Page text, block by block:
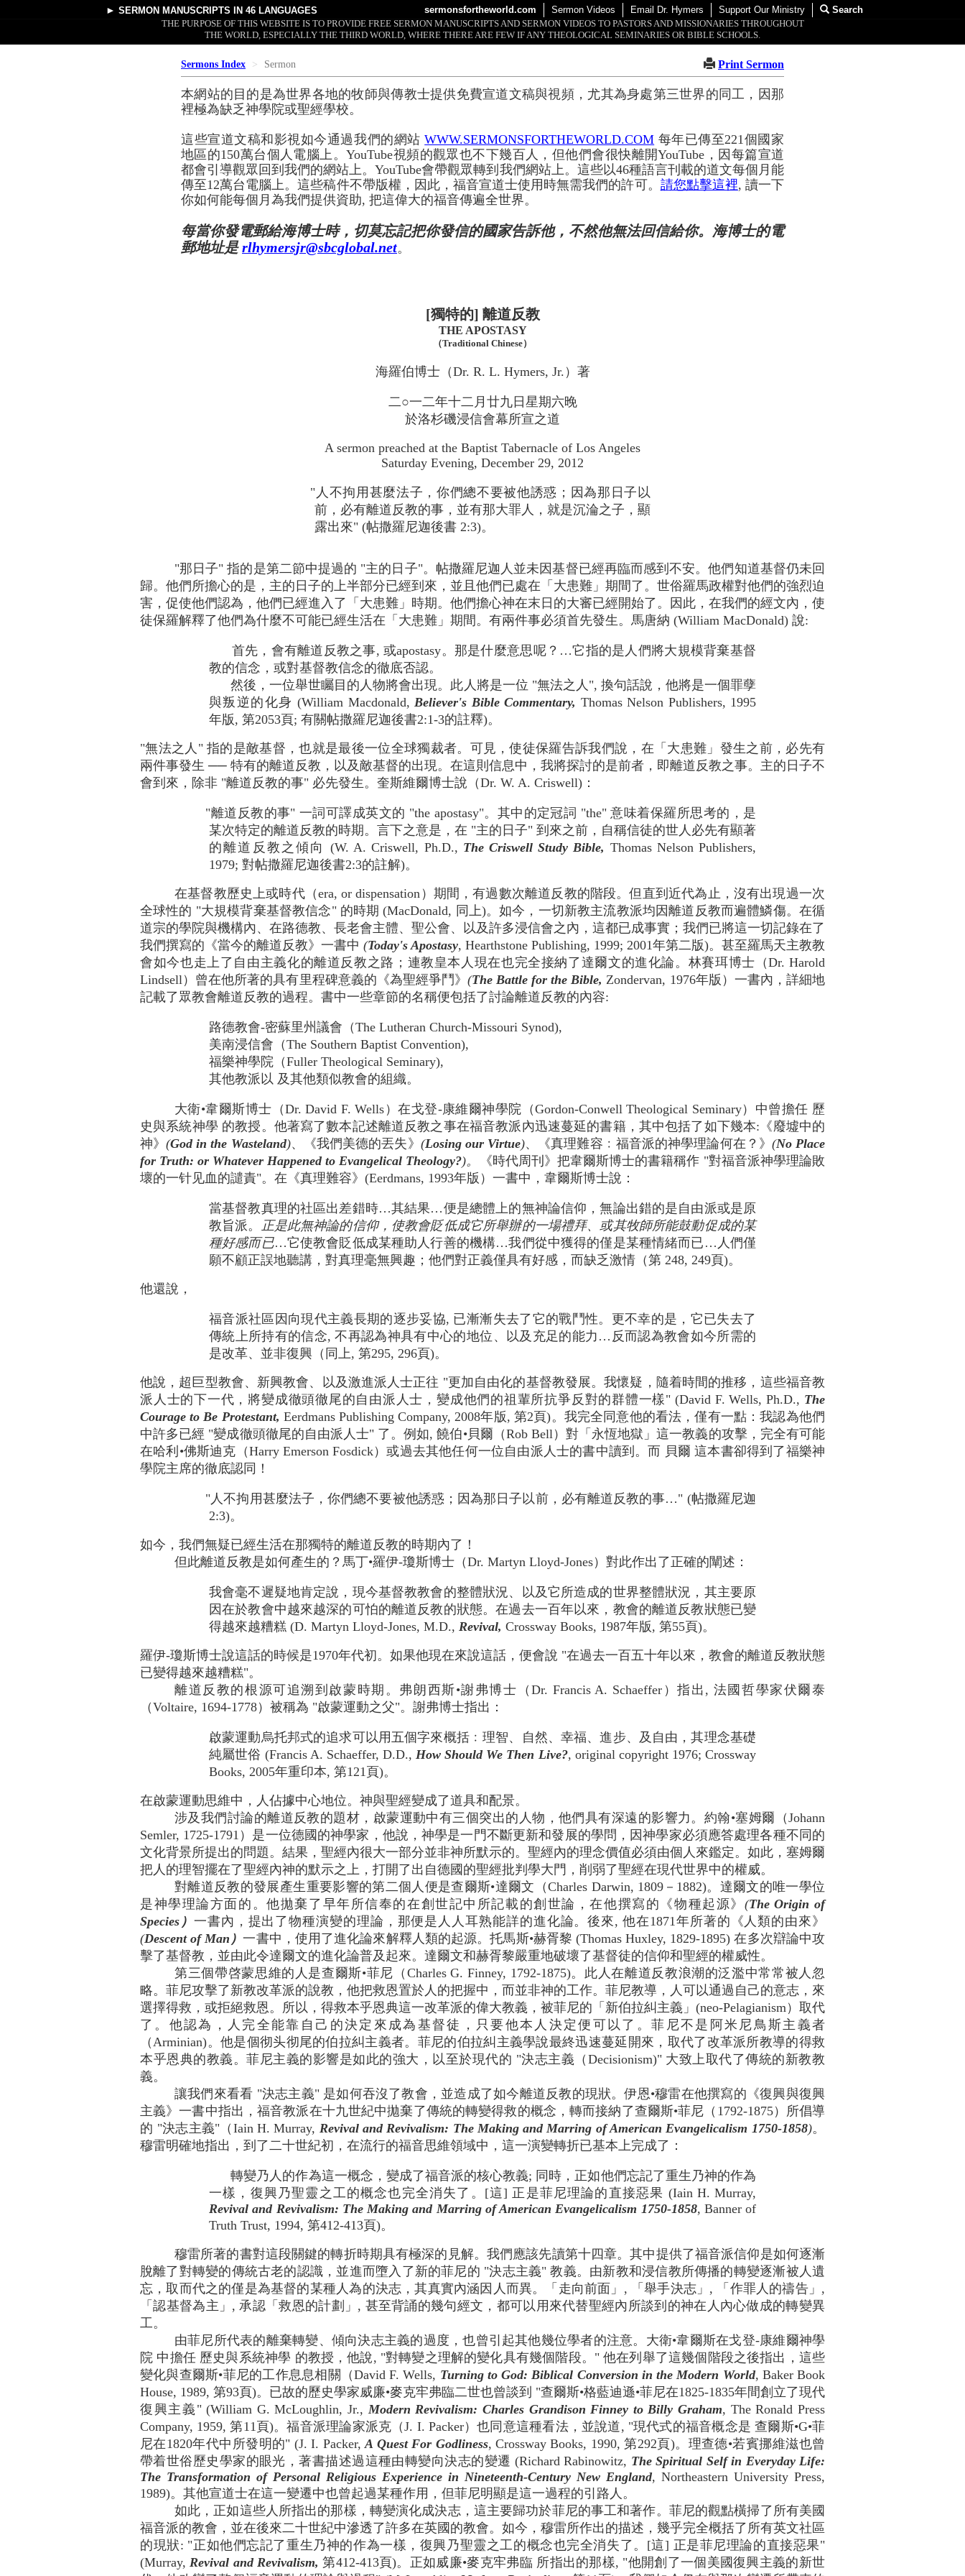
► SERMON MANUSCRIPTS IN 46 LANGUAGES sermonsfortheworld.com Sermon Videos Email Dr. Hymers Support Our Ministry
Search
THE PURPOSE OF THIS WEBSITE IS TO PROVIDE FREE SERMON MANUSCRIPTS AND SERMON VIDEOS TO PASTORS AND MISSIONARIES THROUGHOUT
THE WORLD, ESPECIALLY THE THIRD WORLD, WHERE THERE ARE FEW IF ANY THEOLOGICAL SEMINARIES OR BIBLE SCHOOLS.
Sermons Index Sermon Print Sermon
本網站的目的是為世界各地的牧師與傳教士提供免費宣道文稿與視頻，尤其為身處第三世界的同工，因那
裡極為缺乏神學院或聖經學校。
這些宣道文稿和影視如今通過我們的網站WWW.SERMONSFORTHEWORLD.COM 每年已傳至221個國家
地區的150萬台個人電腦上。YouTube視頻的觀眾也不下幾百人，但他們會很快離開YouTube，因每篇宣道
都會引導觀眾回到我們的網站上。YouTube會帶觀眾轉到我們網站上。這些以46種語言刊載的道文每個月能
傳至12萬台電腦上。這些稿件不帶版權，因此，福音宣道士使用時無需我們的許可。 請您點擊這裡, 讀一下
你如何能每個月為我們提供資助, 把這偉大的福音傳遍全世界。
每當你發電郵給海博士時，切莫忘記把你發信的國家告訴他，不然他無法回信給你。海博士的電
郵地址是rlhymersjr@sbcglobal.net。
[獨特的] 離道反教
THE APOSTASY
（Traditional Chinese）
海羅伯博士（Dr. R. L. Hymers, Jr.）著
二○一二年十二月廿九日星期六晚
於洛杉磯浸信會幕所宣之道
A sermon preached at the Baptist Tabernacle of Los Angeles
Saturday Evening, December 29, 2012
"人不拘用甚麼法子，你們總不要被他誘惑；因為那日子以
前，必有離道反教的事，並有那大罪人，就是沉淪之子，顯
露出來" (帖撒羅尼迦後書 2:3)。
"那日子" 指的是第二節中提過的 "主的日子"。帖撒羅尼迦人並未因基督已經再臨而感到不安。他們知道基督仍未回
歸。他們所擔心的是，主的日子的上半部分已經到來，並且他們已處在「大患難」期間了。世俗羅馬政權對他們的強烈迫
害，促使他們認為，他們已經進入了「大患難」時期。他們擔心神在末日的大審已經開始了。因此，在我們的經文內，使
徒保羅解釋了他們為什麼不可能已經生活在「大患難」期間。有兩件事必須首先發生。馬唐納 (William MacDonald) 說:
首先，會有離道反教之事, 或apostasy。那是什麼意思呢？…它指的是人們將大規模背棄基督
教的信念，或對基督教信念的徹底否認。
然後，一位舉世矚目的人物將會出現。此人將是一位 "無法之人", 換句話說，他將是一個罪孽
與叛逆的化身 (William Macdonald,Believer's Bible Commentary, Thomas Nelson Publishers, 1995
年版, 第2053頁; 有關帖撒羅尼迦後書2:1-3的註釋)。
"無法之人" 指的是敵基督，也就是最後一位全球獨裁者。可見，使徒保羅告訴我們說，在「大患難」發生之前，必先有
兩件事發生 ── 特有的離道反教，以及敵基督的出現。在這則信息中，我將探討的是前者，即離道反教之事。主的日子不
會到來，除非 "離道反教的事" 必先發生。奎斯維爾博士說（Dr. W. A. Criswell)：
"離道反教的事" 一詞可譯成英文的 "the apostasy"。其中的定冠詞 "the" 意味着保羅所思考的，是
某次特定的離道反教的時期。言下之意是，在 "主的日子" 到來之前，自稱信徒的世人必先有顯著
的離道反教之傾向 (W. A. Criswell, Ph.D., The Criswell Study Bible, Thomas Nelson Publishers,
1979; 對帖撒羅尼迦後書2:3的註解)。
在基督教歷史上或時代（era, or dispensation）期間，有過數次離道反教的階段。但直到近代為止，沒有出現過一次
全球性的 "大規模背棄基督教信念" 的時期 (MacDonald, 同上)。如今，一切新教主流教派均因離道反教而遍體鱗傷。在循
道宗的學院與機構內、在路德教、長老會主體、聖公會、以及許多浸信會之內，這都已成事實；我們已將這一切記錄在了
我們撰寫的《當今的離道反教》一書中 (Today's Apostasy, Hearthstone Publishing, 1999; 2001年第二版)。甚至羅馬天主教教
會如今也走上了自由主義化的離道反教之路；連教皇本人現在也完全接納了達爾文的進化論。林賽珥博士（Dr. Harold
Lindsell）曾在他所著的具有里程碑意義的《為聖經爭鬥》(The Battle for the Bible, Zondervan, 1976年版）一書內，詳細地
記載了眾教會離道反教的過程。書中一些章節的名稱便包括了討論離道反教的內容:
路德教會-密蘇里州議會（The Lutheran Church-Missouri Synod),
美南浸信會（The Southern Baptist Convention),
福樂神學院（Fuller Theological Seminary),
其他教派以 及其他類似教會的組織。
大衛•韋爾斯博士（Dr. David F. Wells）在戈登-康維爾神學院（Gordon-Conwell Theological Seminary）中曾擔任 歷
史與系統神學 的教授。他著寫了數本記述離道反教之事在福音教派內迅速蔓延的書籍，其中包括了如下幾本:《廢墟中的
神》(God in the Wasteland)、《我們美德的丟失》 (Losing our Virtue)、《真理難容﹕福音派的神學理論何在？》 (No Place
for Truth: or Whatever Happened to Evangelical Theology?)。
《時代周刊》把韋爾斯博士的書籍稱作 "對福音派神學理論敗
壞的一针见血的譴責"。在《真理難容》(Eerdmans, 1993年版）一書中，韋爾斯博士說：
當基督教真理的社區出差錯時…其結果…便是總體上的無神論信仰，無論出錯的是自由派或是原
教旨派。
正是此無神論的信仰，使教會貶低成它所舉辦的一場禮拜、或其牧師所能鼓動促成的某
種好感而已…它使教會貶低成某種助人行善的機構…我們從中獲得的僅是某種情緒而已…人們僅
願不顧正誤地聽講，對真理毫無興趣；他們對正義僅具有好感，而缺乏激情（第 248, 249頁)。
他還說，
福音派社區因向現代主義長期的逐步妥協, 已漸漸失去了它的戰鬥性。更不幸的是，它已失去了
傳統上所持有的信念, 不再認為神具有中心的地位、以及充足的能力…反而認為教會如今所需的
是改革、並非復興（同上, 第295, 296頁)。
他說，超巨型教會、新興教會、以及激進派人士正往 "更加自由化的基督教發展。我懷疑，隨着時間的推移，這些福音教
派人士的下一代，將變成徹頭徹尾的自由派人士，變成他們的祖輩所抗爭反對的群體一樣" (David F. Wells, Ph.D., The
Courage to Be Protestant, Eerdmans Publishing Company, 2008年版, 第2頁)。我完全同意他的看法，僅有一點：我認為他們
中許多已經 "變成徹頭徹尾的自由派人士" 了。例如, 饒伯•貝爾（Rob Bell）對「永恆地獄」這一教義的攻擊，完全有可能
在哈利•佛斯迪克（Harry Emerson Fosdick）或過去其他任何一位自由派人士的書中讀到。而 貝爾 這本書卻得到了福樂神
學院主席的徹底認同！
"人不拘用甚麼法子，你們總不要被他誘惑；因為那日子以前，必有離道反教的事…" (帖撒羅尼迦
2:3)。
如今，我們無疑已經生活在那獨特的離道反教的時期內了！
但此離道反教是如何產生的？馬丁•羅伊-瓊斯博士（Dr. Martyn Lloyd-Jones）對此作出了正確的闡述：
我會毫不遲疑地肯定說，現今基督教教會的整體狀況、以及它所造成的世界整體狀況，其主要原
因在於教會中越來越深的可怕的離道反教的狀態。在過去一百年以來，教會的離道反教狀態已變
得越來越糟糕 (D. Martyn Lloyd-Jones, M.D., Revival, Crossway Books, 1987年版, 第55頁)。
羅伊-瓊斯博士說這話的時候是1970年代初。如果他現在來說這話，便會說 "在過去一百五十年以來，教會的離道反教狀態
已變得越來越糟糕"。
離道反教的根源可追溯到啟蒙時期。弗朗西斯•謝弗博士（Dr. Francis A. Schaeffer）指出, 法國哲學家伏爾泰
（Voltaire, 1694-1778）被稱為 "啟蒙運動之父"。謝弗博士指出：
啟蒙運動烏托邦式的追求可以用五個字來概括﹕理智、自然、幸福、進步、及自由，其理念基礎
純屬世俗 (Francis A. Schaeffer, D.D.,How Should We Then Live?, original copyright 1976; Crossway
Books, 2005年重印本, 第121頁)。
在啟蒙運動思維中，人佔據中心地位。神與聖經變成了道具和配景。
涉及我們討論的離道反教的題材，啟蒙運動中有三個突出的人物，他們具有深遠的影響力。約翰•塞姆爾（Johann
Semler, 1725-1791）是一位德國的神學家，他說，神學是一門不斷更新和發展的學問，因神學家必須應答處理各種不同的
文化背景所提出的問題。結果，聖經內很大一部分並非神所默示的。聖經內的理念價值必須由個人來鑑定。如此，塞姆爾
把人的理智擺在了聖經內神的默示之上，打開了出自德國的聖經批判學大門，削弱了聖經在現代世界中的權威。
對離道反教的發展產生重要影響的第二個人便是查爾斯•達爾文（Charles Darwin, 1809－1882)。達爾文的唯一學位
是神學理論方面的。他拋棄了早年所信奉的在創世記中所記載的創世論，在他撰寫的《物種起源》 (The Origin of
Species） 一書內，提出了物種演變的理論，那便是人人耳熟能詳的進化論。後來, 他在1871年所著的《人類的由來》
(Descent of Man）一書中，使用了進化論來解釋人類的起源。托馬斯•赫胥黎 (Thomas Huxley, 1829-1895) 在多次辯論中攻
擊了基督教，並由此令達爾文的進化論普及起來。達爾文和赫胥黎嚴重地破壞了基督徒的信仰和聖經的權威性。
第三個帶啓蒙思維的人是查爾斯•菲尼（Charles G. Finney, 1792-1875)。此人在離道反教浪潮的泛濫中常常被人忽
略。菲尼攻擊了新教改革派的說教，他把救恩置於人的把握中，而並非神的工作。菲尼教導，人可以通過自己的意志，來
選擇得救，或拒絕救恩。所以，得救本乎恩典這一改革派的偉大教義，被菲尼的「新伯拉糾主義」(neo-Pelagianism）取代
了。他認為，人完全能靠自己的決定來成為基督徒，只要他本人決定便可以了。菲尼不是阿米尼鳥斯主義者
（Arminian)。他是個彻头彻尾的伯拉糾主義者。菲尼的伯拉糾主義學說最終迅速蔓延開來，取代了改革派所教導的得救
本乎恩典的教義。菲尼主義的影響是如此的強大，以至於現代的 "決志主義（Decisionism)" 大致上取代了傳統的新教教
義。
讓我們來看看 "決志主義" 是如何吞沒了教會，並造成了如今離道反教的現狀。伊恩•穆雷在他撰寫的《復興與復興
主義》一書中指出，福音教派在十九世紀中拋棄了傳統的轉變得救的概念，轉而接納了查爾斯•菲尼（1792-1875）所倡導
的 "決志主義"（Iain H. Murray, Revival and Revivalism: The Making and Marring of American Evangelicalism 1750-1858)。
穆雷明確地指出，到了二十世紀初，在流行的福音思維領域中，這一演變轉折已基本上完成了：
轉變乃人的作為這一概念，變成了福音派的核心教義; 同時，正如他們忘記了重生乃神的作為
一樣，復興乃聖靈之工的概念也完全消失了。[這] 正是菲尼理論的直接惡果 (Iain H. Murray,
Revival and Revivalism: The Making and Marring of American Evangelicalism 1750-1858, Banner of
Truth Trust, 1994, 第412-413頁)。
穆雷所著的書對這段關鍵的轉折時期具有極深的見解。我們應該先讀第十四章。其中提供了福音派信仰是如何逐漸
脫離了對轉變的傳統古老的認識，並進而墮入了新的菲尼的 "決志主義" 教義。由新教和浸信教所傳播的轉變逐漸被人遺
忘，取而代之的僅是為基督的某種人為的決志，其真實內涵因人而異。「走向前面」, 「舉手決志」, 「作罪人的禱告」,
「認基督為主」, 承認「救恩的計劃」, 甚至背誦的幾句經文，都可以用來代替聖經內所談到的神在人內心做成的轉變異
工。
由菲尼所代表的離棄轉變、傾向決志主義的過度，也曾引起其他幾位學者的注意。大衛•韋爾斯在戈登-康維爾神學
院 中擔任 歷史與系統神學 的教授，他說, "對轉變之理解的變化具有幾個階段。" 他在列舉了這幾個階段之後指出，這些
變化與查爾斯•菲尼的工作息息相關（David F. Wells, Turning to God: Biblical Conversion in the Modern World, Baker Book
House, 1989, 第93頁)。已故的歷史學家威廉•麥克牢弗臨二世也曾談到 "查爾斯•格藍迪遜•菲尼在1825-1835年間創立了現代
復興主義" (William G. McLoughlin, Jr.,Modern Revivalism: Charles Grandison Finney to Billy Graham, The Ronald Press
Company, 1959, 第11頁)。福音派理論家派克（J. I. Packer）也同意這種看法，並說道, "現代式的福音概念是 查爾斯•G•菲
尼在1820年代中所發明的" (J. I. Packer,A Quest For Godliness, Crossway Books, 1990, 第292頁)。理查德•若賓挪維滋也曾
帶着世俗歷史學家的眼光，著書描述過這種由轉變向決志的變遷 (Richard Rabinowitz, The Spiritual Self in Everyday Life:
The Transformation of Personal Religious Experience in Nineteenth-Century New England, Northeastern University Press,
1989)。其他宣道士在這一變遷中也曾起過某種作用，但菲尼明顯是這一過程的引路人。
如此，正如這些人所指出的那樣，轉變演化成決志，這主要歸功於菲尼的事工和著作。菲尼的觀點橫掃了所有美國
福音派的教會，並在後來二十世紀中滲透了許多在英國的教會。如今，穆雷所作出的描述，幾乎完全概括了所有英文社區
的現狀: "正如他們忘記了重生乃神的作為一樣，復興乃聖靈之工的概念也完全消失了。[這] 正是菲尼理論的直接惡果"
(Murray,Revival and Revivalism, 第412-413頁)。正如威廉•麥克牢弗臨 所指出的那樣, "他開創了一個美國復興主義的新世